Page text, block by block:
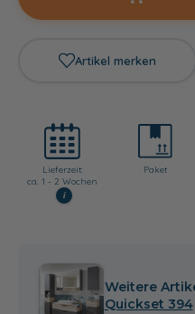
Artikel merken
Lieferzeit:
ca. 1 - 2 Wochen
i
Paket
Weitere
Quickset 394